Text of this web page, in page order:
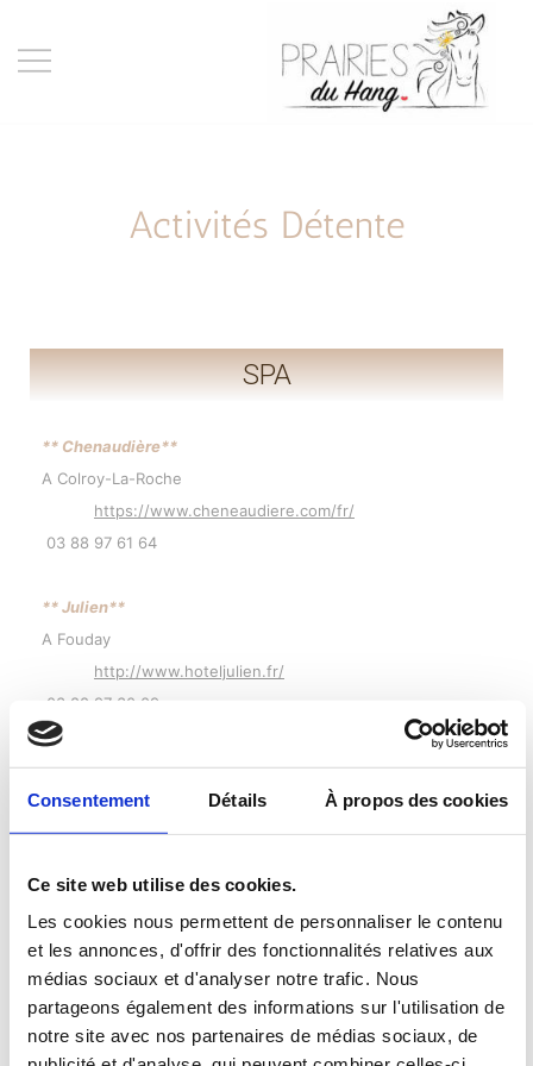
Consentement Détails À propos des cookies
Ce site web utilise des cookies.
Les cookies nous permettent de personnaliser le contenu
et les annonces, d'offrir des fonctionnalités relatives aux
médias sociaux et d'analyser notre trafic. Nous
partageons également des informations sur l'utilisation de
notre site avec nos partenaires de médias sociaux, de
Activités Détente
SPA
** Chenaudière**
A Colroy-La-Roche
https://www.cheneaudiere.com/fr/
03 88 97 61 64
** Julien**
A Fouday
http://www.hoteljulien.fr/
03 88 97 30 09
** Mont Champ du Feu**
A Belmont
https://montchampdufeu.com/
** Le Clos des Sources**
A Thannenkirch
https://www.leclosdessources.com/
03 89 73 10 01